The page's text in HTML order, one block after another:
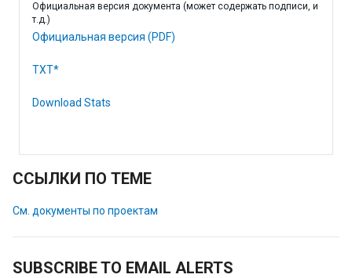
Официальная версия документа (может содержать подписи, и
т.д.)
Официальная версия (PDF)
TXT*
Download Stats
ССЫЛКИ ПО ТЕМЕ
См. документы по проектам
SUBSCRIBE TO EMAIL ALERTS